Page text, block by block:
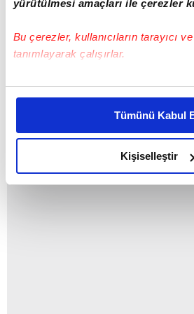
yürütülmesi amaçları ile çerezler
Bu çerezler, kullanıcıların tarayıcı
tanımlayarak çalışırlar.
Bu çerezlere izin vermeniz halinde
daha iyi reklam deneyimi
amacımızın size daha iyi bir
olduğunu ve sizlere en iyi içerikleri
elimizden gelen çabayı
reklamların maliyetlerimizi
Tümünü Kabul
Kişiselleştir
Atiba'nın yıllara göre